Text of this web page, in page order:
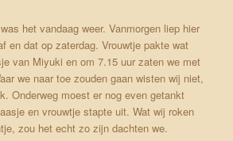
het vandaag weer. Vanmorgen liep hier
en dat op zaterdag. Vrouwtje pakte wat
van Miyuki en om 7.15 uur zaten we met
we naar toe zouden gaan wisten wij niet,
Onderweg moest er nog even getankt
en vrouwtje stapte uit. Wat wij roken
zou het echt zo zijn dachten we.